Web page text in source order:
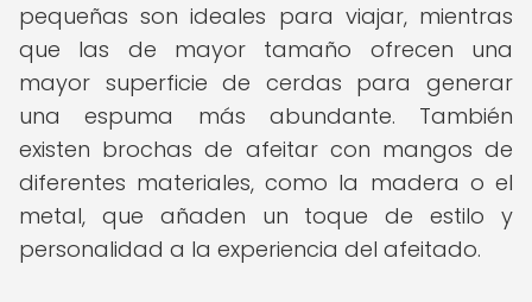
pequeñas son ideales para viajar, mientras
que las de mayor tamaño ofrecen una
mayor superficie de cerdas para generar
una espuma más abundante. También
existen brochas de afeitar con mangos de
diferentes materiales, como la madera o el
metal, que añaden un toque de estilo y
personalidad a la experiencia del afeitado.